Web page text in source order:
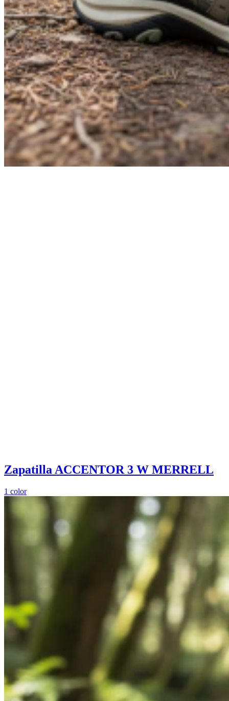
Zapatilla ACCENTOR 3 W MERRELL
1 color